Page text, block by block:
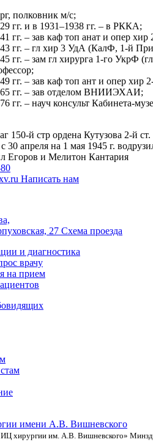
полковник м/с;
гг. и в 1931–1938 гг. – в РККА;
гг. – зав каф топ анат и опер
гг. – гл хир 3 УдА (КалФ, 1-й
гг. – зам гл хирурга 1-го УкрФ
гг. – зав каф топ ант и опер
гг. – зав отделом ВНИИЭХАИ;
гг. – науч консульт
150-й стр ордена Кутузова 2-й
30 апреля на 1 мая 1945 г.
Егоров и Мелитон Кантария
Написать нам
27 Схема проезда
и диагностика
врачу
на прием
хирургии им. А.В. Вишневского»